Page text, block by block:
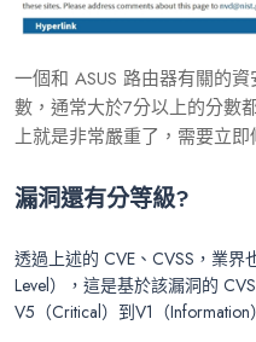
一個和 ASUS 路由器有關的
數，通常大於7分以上的分數
上就是非常嚴重了，需要立即
漏洞還有分等級?
透過上述的 CVE、CVSS，業界
Level），這是基於該漏洞的
V5（Critical）到V1（